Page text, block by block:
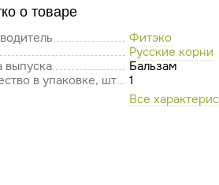
о товаре
Фитэко
Русские корни
Бальзам
в упаковке, шт
1
Все